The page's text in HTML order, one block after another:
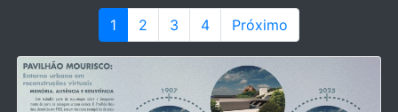
1 2 3 4 Próximo